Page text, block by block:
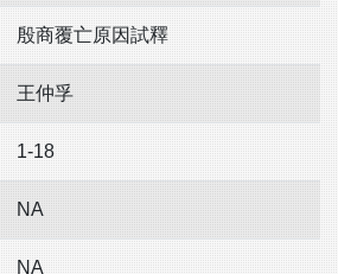
殷商覆亡原因試釋
王仲孚
1-18
NA
NA